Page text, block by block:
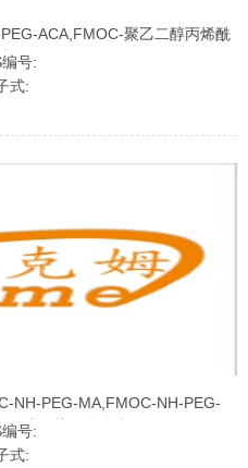
ACA,FMOC-聚乙二醇丙烯酰
号:
式:
NH-PEG-MA,FMOC-NH-PEG-
醇甲基丙烯酸酯
号:
式: